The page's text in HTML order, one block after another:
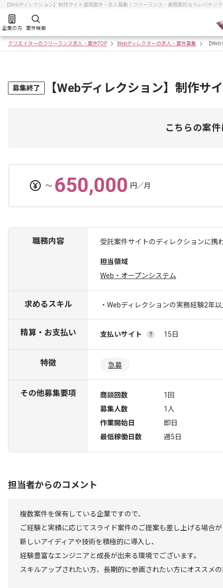
【Webディレクション】制作サイト運用案件・求人募集｜フリーランス・業務委託ならレバテッ
企業の方 案件検索
クリエイターのフリーランス求人・案件TOP Webディレクターの求人・案件募集 【
募集終了 【Webディレクション】制作サ
こちらの案
〜 650,000 円／月
職務内容 受託案件サイトのディレクションに携
担当領域
Web・オープンシステム
求めるスキル ・Webディレクションの実務経験2年
精算・お支払い 支払いサイト 15日
特徴 急募
その他募集要項 商談回数
1回
募集人数
1人
作業開始日
即日
最低稼働日数
週5日
担当者からのコメント
複数案件を保有している企業ですので、
ご経験と実績に応じてスライド案件のご提案も差し上げる場合
新しいアイディアや技術を積極的に導入し、
経験豊富なエンジニアと成長が出来る環境でございます。
スキルアップされたい方、長期的に参画されたい方にオススメ